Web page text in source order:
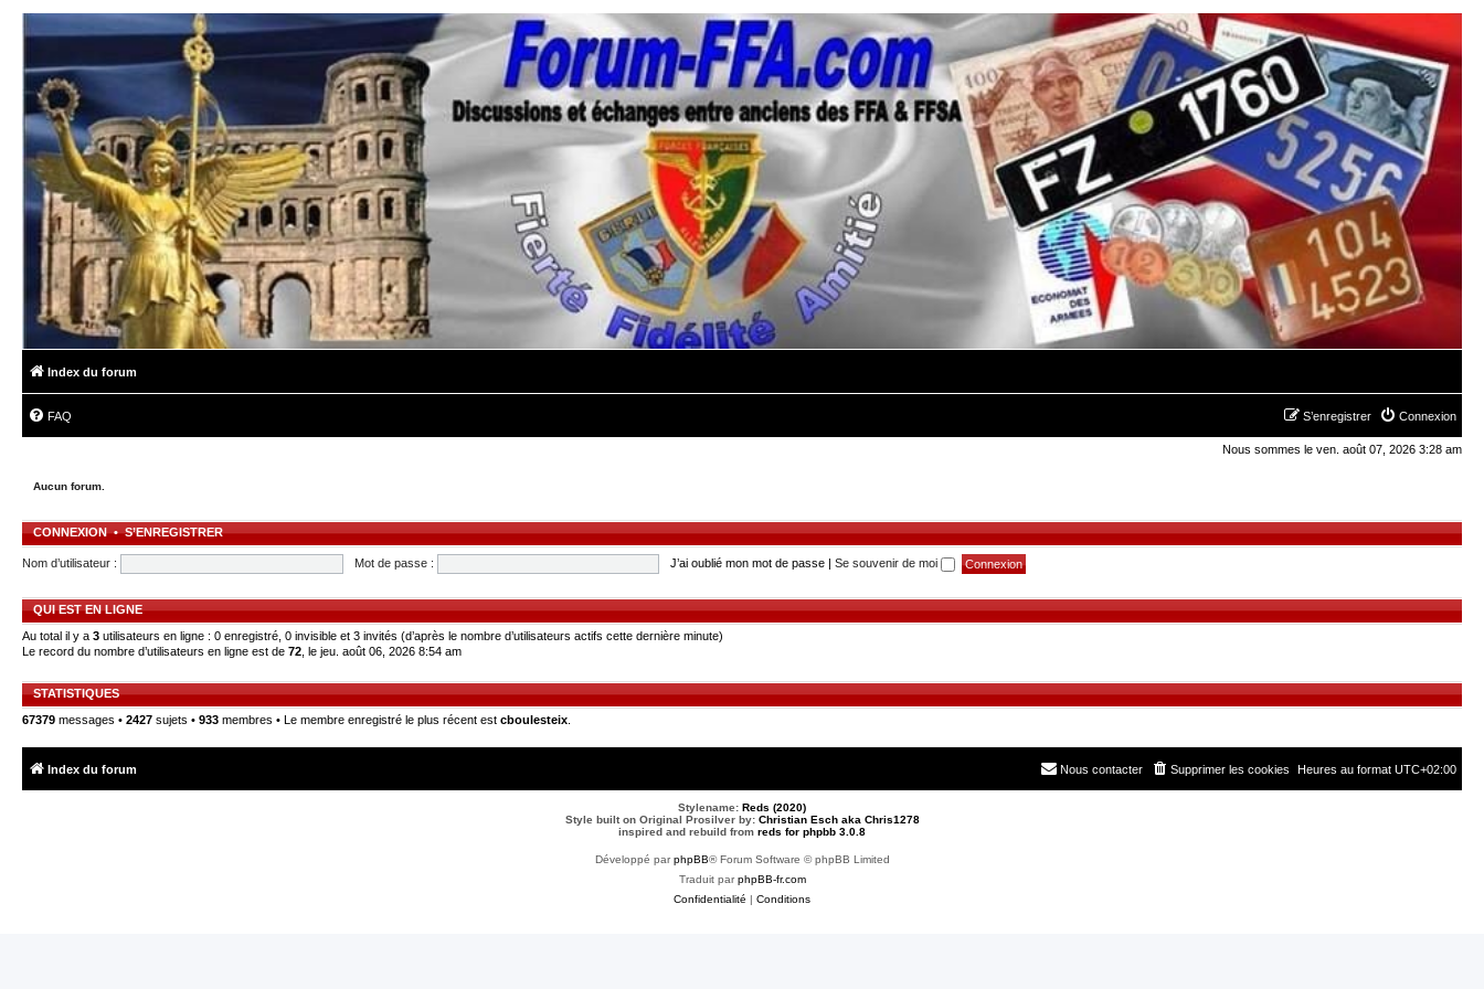
Index du forum
FAQ Connexion
S’enregistrer
Nous sommes le ven. août 07, 2026 3:28 am
Aucun forum.
CONNEXION•S’ENREGISTRER
Nom d’utilisateur : Mot de passe : J’ai oublié mon mot de passe Se souvenir de moi
QUI EST EN LIGNE
Au total il y a 3 utilisateurs en ligne : 0 enregistré, 0 invisible et 3 invités (d’après le nombre d’utilisateurs actifs cette dernière minute)
Le record du nombre d’utilisateurs en ligne est de 72 , le jeu. août 06, 2026 8:54 am
STATISTIQUES
67379 messages • 2427 sujets • 933 membres • Le membre enregistré le plus récent est cboulesteix
Index du forum Heures au format UTC+02:00
Supprimer les cookies
Nous contacter
Stylename: Reds (2020)
Style built on Original Prosilver by: Christian Esch aka Chris1278
inspired and rebuild from reds for phpbb 3.0.8
Développé parphpBB® Forum Software © phpBB Limited
Traduit parphpBB-fr.com
Confidentialité | Conditions